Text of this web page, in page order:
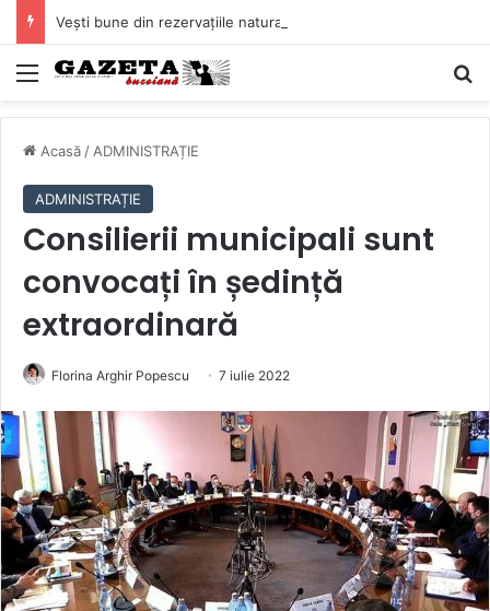
Mediu
Acasă / ADMINISTRAȚIE
ADMINISTRAȚIE
Consilierii municipali sunt
convocați în ședință
extraordinară
Florina Arghir Popescu 7 iulie 2022